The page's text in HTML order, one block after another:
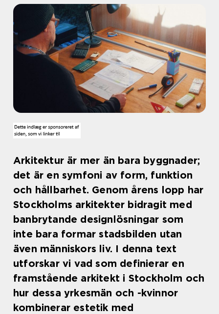
Arkitektur är mer än bara byggnader;
det är en symfoni av form, funktion
och hållbarhet. Genom årens lopp har
Stockholms arkitekter bidragit med
banbrytande designlösningar som
inte bara formar stadsbilden utan
även människors liv. I denna text
utforskar vi vad som definierar en
framstående arkitekt i Stockholm och
hur dessa yrkesmän och -kvinnor
kombinerar estetik med